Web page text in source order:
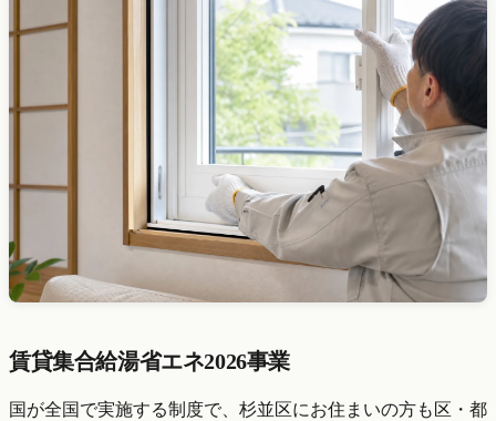
賃貸集合給湯省エネ2026事業
国が全国で実施する制度で、杉並区にお住まいの方も区・都